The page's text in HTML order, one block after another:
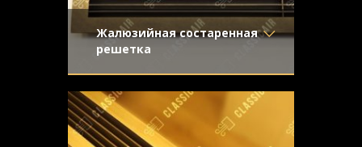
Жалюзийная состаренная
решетка
Материал- Латунь
Отделка- Старение с
эффектом затёртости
Узор-
Конструкция- Жалюзи
латуни для применения в системе
принудительной вентиляции и
кондиционирования